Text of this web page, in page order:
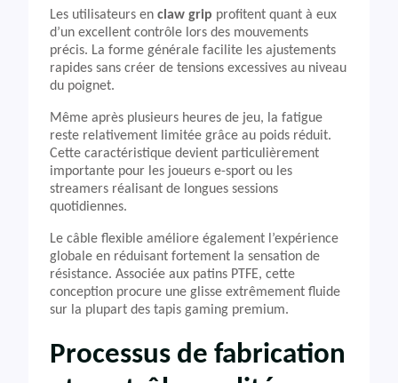
Les utilisateurs en claw grip profitent quant à eux
d’un excellent contrôle lors des mouvements
précis. La forme générale facilite les ajustements
rapides sans créer de tensions excessives au niveau
du poignet.
Même après plusieurs heures de jeu, la fatigue
reste relativement limitée grâce au poids réduit.
Cette caractéristique devient particulièrement
importante pour les joueurs e-sport ou les
streamers réalisant de longues sessions
quotidiennes.
Le câble flexible améliore également l’expérience
globale en réduisant fortement la sensation de
résistance. Associée aux patins PTFE, cette
conception procure une glisse extrêmement fluide
sur la plupart des tapis gaming premium.
Processus de fabrication